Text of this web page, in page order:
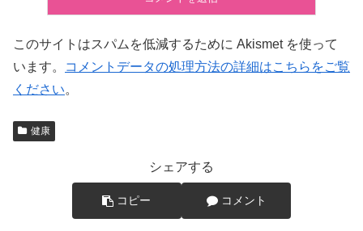
このサイトはスパムを低減するために Akismet を使って
います。
コメントデータの処理方法の詳細はこちらをご覧
ください。
健康
シェアする
コピー コメント